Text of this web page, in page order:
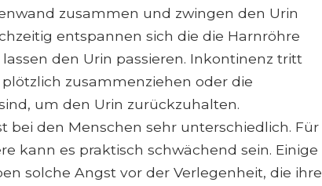
zusammen und zwingen den Urin
entspannen sich die die Harnröhre
den Urin passieren. Inkontinenz tritt
zusammenziehen oder die
um den Urin zurückzuhalten.
bei den Menschen sehr unterschiedlich. Für
kann es praktisch schwächend sein. Einige
solche Angst vor der Verlegenheit, die ihre